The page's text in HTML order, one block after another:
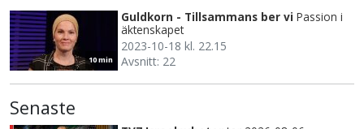
10 min
Guldkorn - Tillsammans ber vi Passion i
äktenskapet
2023-10-18 kl. 22.15
Avsnitt: 22
Senaste